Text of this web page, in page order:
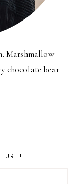
Marshmallow
chocolate bear